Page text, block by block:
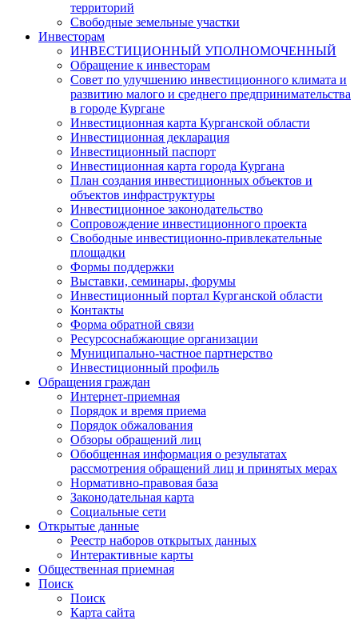
территорий
Свободные земельные участки
Инвесторам
ИНВЕСТИЦИОННЫЙ УПОЛНОМОЧЕННЫЙ
Обращение к инвесторам
Совет по улучшению инвестиционного климата и
развитию малого и среднего предпринимательства
в городе Кургане
Инвестиционная карта Курганской области
Инвестиционная декларация
Инвестиционный паспорт
Инвестиционная карта города Кургана
План создания инвестиционных объектов и
объектов инфраструктуры
Инвестиционное законодательство
Сопровождение инвестиционного проекта
Свободные инвестиционно-привлекательные
площадки
Формы поддержки
Выставки, семинары, форумы
Инвестиционный портал Курганской области
Контакты
Форма обратной связи
Ресурсоснабжающие организации
Муниципально-частное партнерство
Инвестиционный профиль
Обращения граждан
Интернет-приемная
Порядок и время приема
Порядок обжалования
Обзоры обращений лиц
Обобщенная информация о результатах
рассмотрения обращений лиц и принятых мерах
Нормативно-правовая база
Законодательная карта
Социальные сети
Открытые данные
Реестр наборов открытых данных
Интерактивные карты
Общественная приемная
Поиск
Поиск
Карта сайта